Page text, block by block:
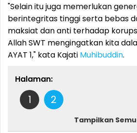
"Selain itu juga memerlukan
berintegritas tinggi serta bebas
maksiat dan anti terhadap
Allah SWT mengingatkan kita
AYAT 1," kata Kajati Muhibuddin.
Halaman:
1 2
Tampilkan